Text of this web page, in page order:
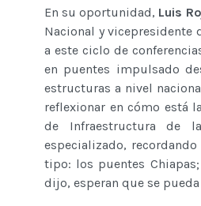
En su oportunidad, Luis
Nacional y vicepresidente
a este ciclo de
en puentes impulsado
estructuras a nivel
reflexionar en cómo está
de Infraestructura de
especializado,
tipo: los puentes
dijo, esperan que se